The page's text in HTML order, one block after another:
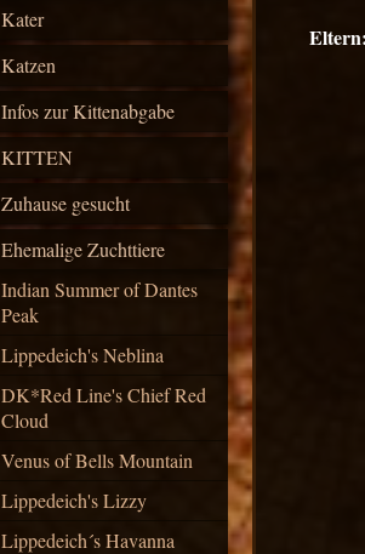
Kater
Katzen
Infos zur Kittenabgabe
KITTEN
Zuhause gesucht
Ehemalige Zuchttiere
Indian Summer of Dantes
Peak
Lippedeich's Neblina
DK*Red Line's Chief Red
Cloud
Venus of Bells Mountain
Lippedeich's Lizzy
Lippedeich´s Havanna